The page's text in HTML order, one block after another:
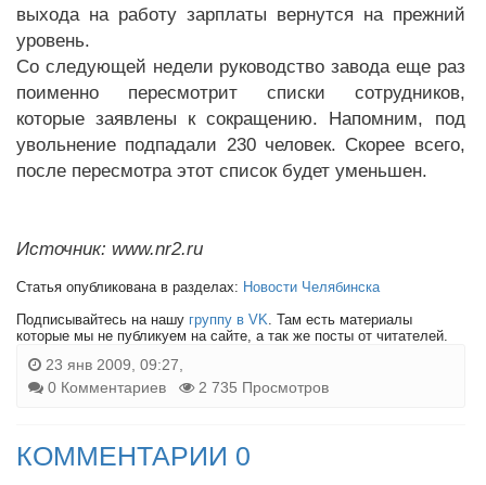
выхода на работу зарплаты вернутся на прежний
уровень.
Со следующей недели руководство завода еще раз
поименно пересмотрит списки сотрудников,
которые заявлены к сокращению. Напомним, под
увольнение подпадали 230 человек. Скорее всего,
после пересмотра этот список будет уменьшен.
Источник: www.nr2.ru
Статья опубликована в разделах: Новости Челябинска
Подписывайтесь на нашу группу в VK. Там есть материалы
которые мы не публикуем на сайте, а так же посты от читателей.
23 янв 2009, 09:27,
0 Комментариев
2 735 Просмотров
КОММЕНТАРИИ 0